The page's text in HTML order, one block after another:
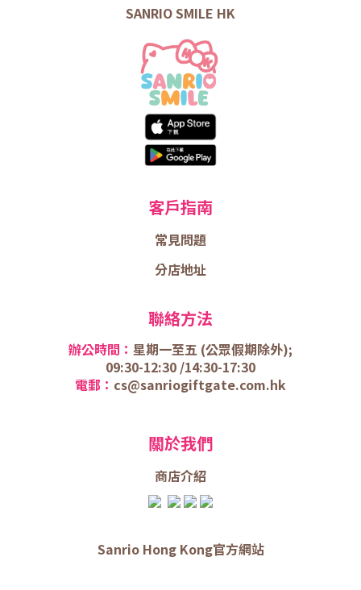
SANRIO SMILE HK
客戶指南
常見問題
分店地址
聯絡方法
辦公時間： 星期一至五 (公眾假期除外);
09:30-12:30 /14:30-17:30
電郵： cs@sanriogiftgate.com.hk
關於我們
商店介紹
Sanrio Hong Kong官方網站